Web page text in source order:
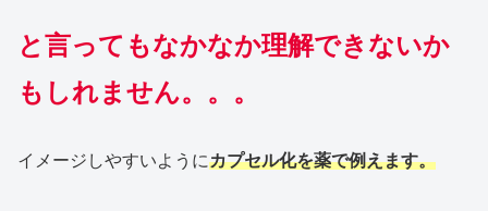
と言ってもなかなか理解できないか
もしれません。。。
イメージしやすいようにカプセル化を薬で例えます。